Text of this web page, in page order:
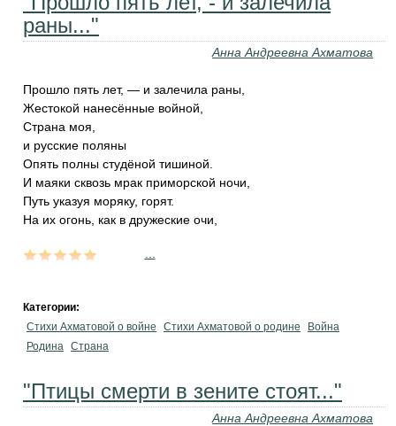
раны..."
Анна Андреевна Ахматова
Прошло пять лет, — и залечила раны,
Жестокой нанесённые войной,
Страна моя,
и русские поляны
Опять полны студёной тишиной.
И маяки сквозь мрак приморской ночи,
Путь указуя моряку, горят.
На их огонь, как в дружеские очи,
Категории:
Стихи Ахматовой о войне
Стихи Ахматовой о родине
Война
Родина Страна
"Птицы смерти в зените стоят..."
Анна Андреевна Ахматова